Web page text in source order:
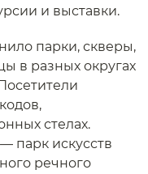
и выставки.
парки, скверы,
в разных округах
стелах.
парк искусств
речного